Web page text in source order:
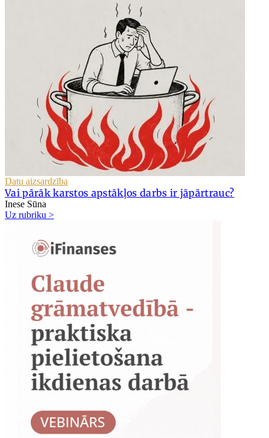
Datu aizsardzība
Vai pārāk karstos apstākļos darbs ir jāpārtrauc?
Inese Sūna
Uz rubriku >